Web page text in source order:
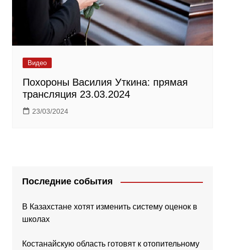
Видео
Похороны Василия Уткина: прямая
трансляция 23.03.2024
23/03/2024
Последние события
В Казахстане хотят изменить систему оценок в
школах
Костанайскую область готовят к отопительному